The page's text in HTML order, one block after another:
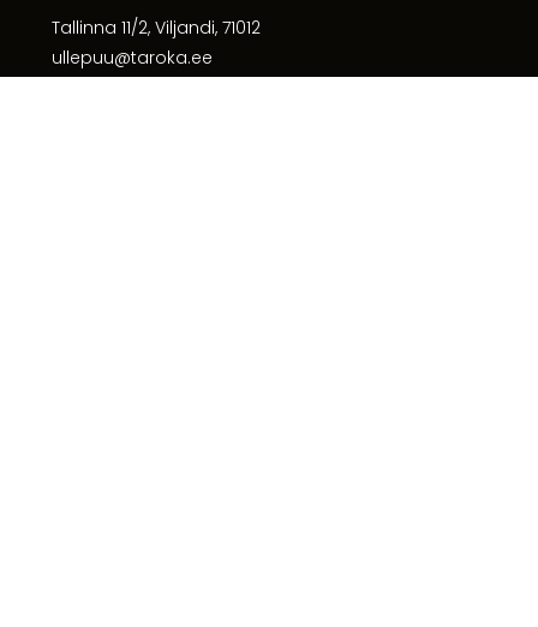
Tallinna 11/2, Viljandi, 71012
ullepuu@taroka.ee